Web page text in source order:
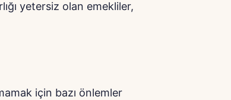
yetersiz olan emekliler,
için bazı önlemler